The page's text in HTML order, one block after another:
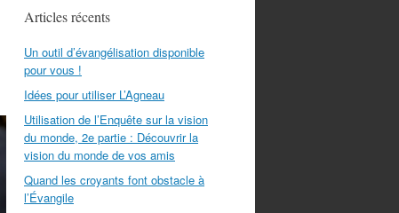
Articles récents
Un outil d’évangélisation disponible
pour vous !
Idées pour utiliser L’Agneau
Utilisation de l’Enquête sur la vision
du monde, 2e partie : Découvrir la
vision du monde de vos amis
Quand les croyants font obstacle à
l’Évangile